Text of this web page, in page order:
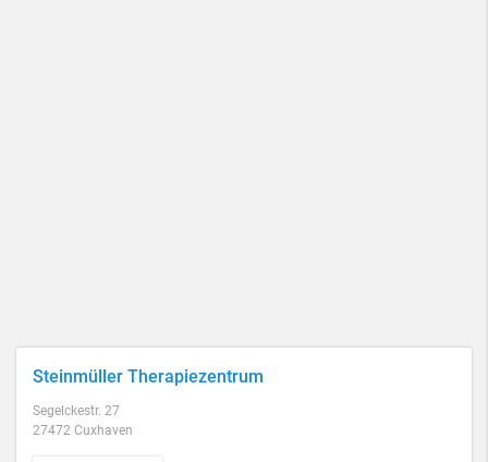
Steinmüller Therapiezentrum
Segelckestr. 27
27472 Cuxhaven